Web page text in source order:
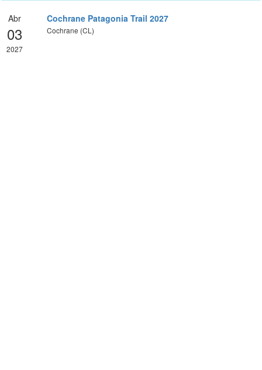
Abr
03
2027
Cochrane Patagonia Trail 2027
Cochrane (CL)